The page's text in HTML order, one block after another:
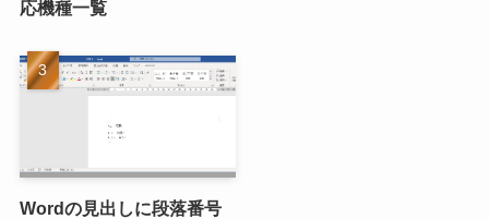
応機種一覧
Wordの見出しに段落番号